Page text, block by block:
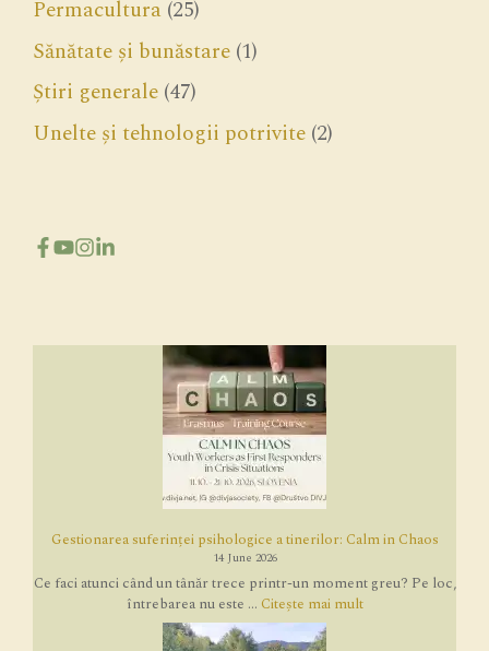
Permacultura (25)
Sănătate și bunăstare (1)
Știri generale (47)
Unelte și tehnologii potrivite (2)
Gestionarea suferinței psihologice a tinerilor: Calm in Chaos
14 June 2026
Ce faci atunci când un tânăr trece printr-un moment greu? Pe loc,
întrebarea nu este ... Citește mai mult